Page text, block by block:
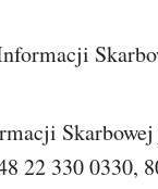
Skarbowej
22 330 0330,